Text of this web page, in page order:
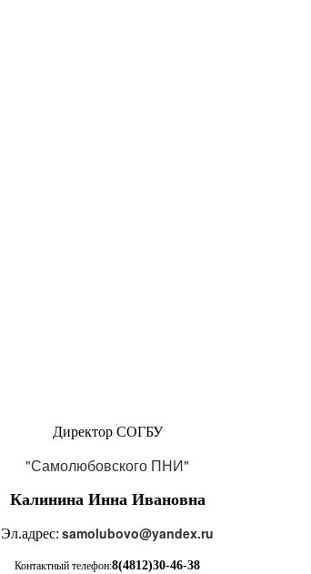
Директор СОГБУ
"Самолюбовского ПНИ"
Калинина Инна Ивановна
Эл.адрес: samolubovo@yandex.ru
Контактный телефон:8(4812)30-46-38